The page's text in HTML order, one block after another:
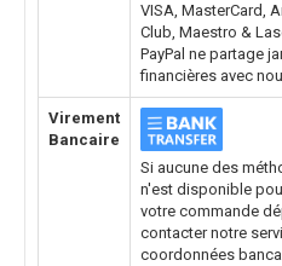
VISA, MasterCard,
Club, Maestro &
PayPal ne partage
financières avec
Virement
Bancaire
Si aucune des
n'est disponible
votre commande
contacter notre
coordonnées